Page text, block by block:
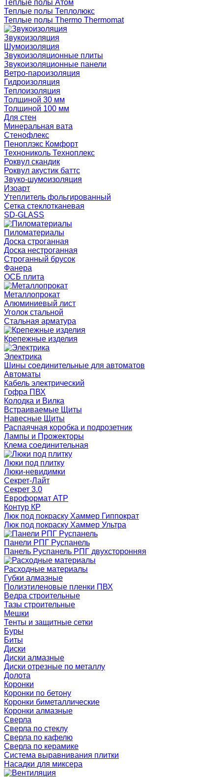
Теплые полы Атом
Теплые полы Теплолюкс
Теплые полы Thermo Thermomat
Звукоизоляция
Шумоизоляция
Звукоизоляционные плиты
Звукоизоляционные панели
Ветро-пароизоляция
Гидроизоляция
Теплоизоляция
Толщиной 30 мм
Толщиной 100 мм
Для стен
Минеральная вата
Стенофлекс
Пеноплэкс Комфорт
Технониколь Техноплекс
Роквул скандик
Роквул акустик баттс
Звуко-шумоизоляция
Изоарт
Утеплитель фольгированный
Сетка стеклотканевая
SD-GLASS
Пиломатериалы
Доска строганная
Доска нестроганная
Строганный брусок
Фанера
ОСБ плита
Металлопрокат
Алюминиевый лист
Уголок стальной
Стальная арматура
Крепежные изделия
Электрика
Шины соединительные для автоматов
Автоматы
Кабель электрический
Гофра ПВХ
Колодка и Вилка
Встраиваемые Щиты
Навесные Щиты
Распаячная коробка и подрозетник
Лампы и Прожекторы
Клема соединительная
Люки под плитку
Люки-невидимки
Секрет-Лайт
Секрет 3.0
Евроформат АТР
Контур КР
Люк под покраску Хаммер Гиппократ
Люк под покраску Хаммер Ультра
Панели РПГ Руспанель
Панель Руспанель РПГ двухсторонняя
Расходные материалы
Губки алмазные
Полиэтиленовые пленки ПВХ
Ведра строительные
Тазы строительные
Мешки
Тенты и защитные сетки
Буры
Биты
Диски
Диски алмазные
Диски отрезные по металлу
Долота
Коронки
Коронки по бетону
Коронки биметаллические
Коронки алмазные
Сверла
Сверла по стеклу
Сверла по кафелю
Сверла по керамике
Система выравнивания плитки
Насадки для миксера